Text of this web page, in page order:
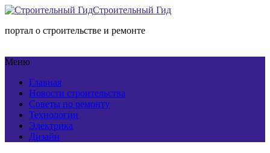
Строительный Гид
портал о строительстве и ремонте
Меню
Главная
Новости строительства
Советы по ремонту
Технологии
Электрика
Дизайн